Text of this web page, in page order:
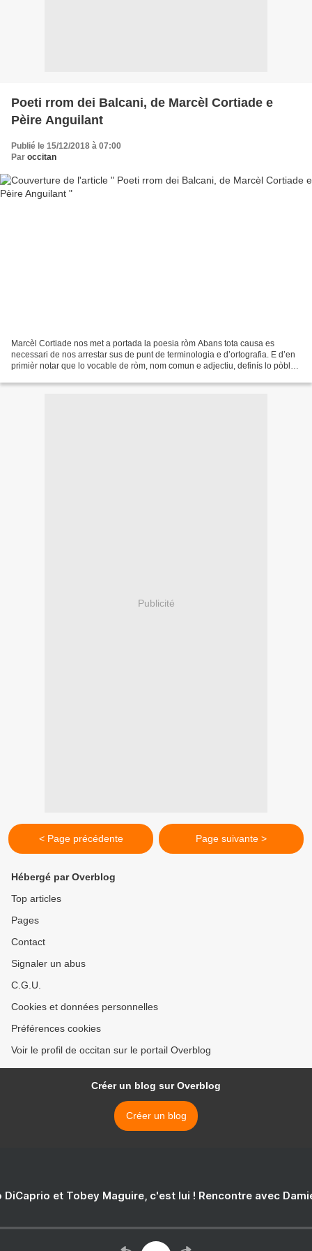
Poeti rrom dei Balcani, de Marcèl Cortiade e
Pèire Anguilant
Publié le 15/12/2018 à 07:00
Par occitan
Marcèl Cortiade nos met a portada la poesia ròm Abans tota causa es
necessari de nos arrestar sus de punt de terminologia e d’ortografia. E d’en
primièr notar que lo vocable de ròm, nom comun e adjectiu, definís lo pòble
Publicité
< Page précédente Page suivante >
Hébergé par Overblog
Top articles
Pages
Contact
Signaler un abus
C.G.U.
Cookies et données personnelles
Préférences cookies
Voir le profil de occitan sur le portail Overblog
Créer un blog sur Overblog
Créer un blog
DiCaprio et Tobey Maguire, c'est lui ! Rencontre avec